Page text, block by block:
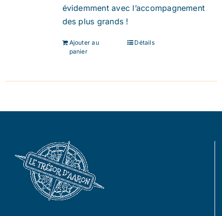
évidemment avec l’accompagnement
des plus grands !
Ajouter au
panier
Détails